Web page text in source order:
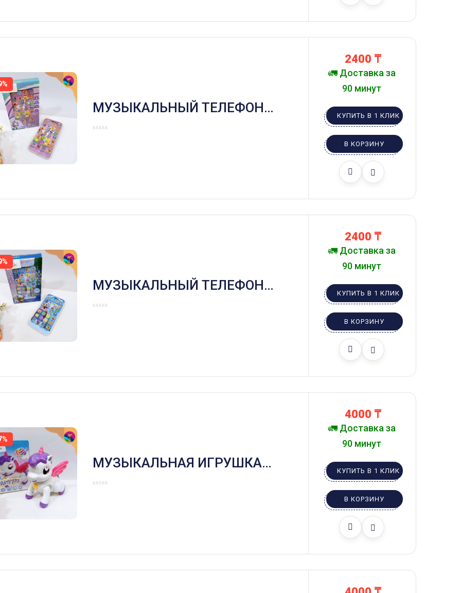
МУЗЫКАЛЬНЫЙ ТЕЛЕФОН
ЕДИНОРОГ,
2400 ₸
🚛 Доставка за
90 минут
КУПИТЬ В 1 КЛИК
В КОРЗИНУ
МУЗЫКАЛЬНЫЙ ТЕЛЕФОН
ХОЛОДНОЕ СЕРДЦЕ,
2400 ₸
🚛 Доставка за
90 минут
КУПИТЬ В 1 КЛИК
В КОРЗИНУ
МУЗЫКАЛЬНАЯ ИГРУШКА
ПОНИ ,С СВЕТОВЫМИ И
4000 ₸
🚛 Доставка за
90 минут
КУПИТЬ В 1 КЛИК
В КОРЗИНУ